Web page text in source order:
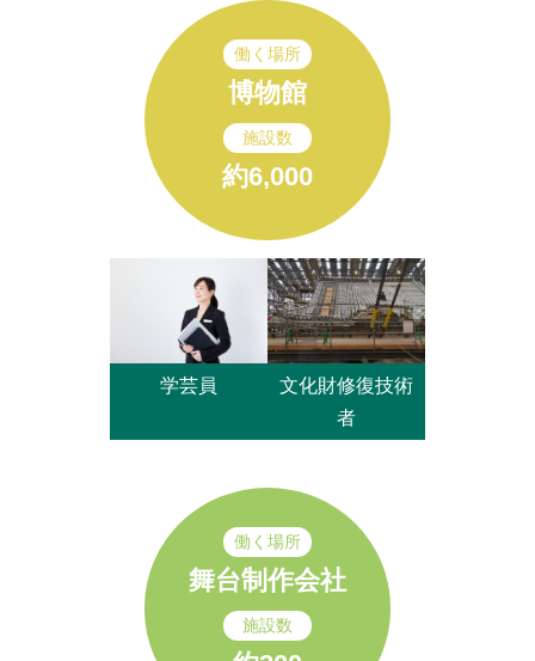
働く場所
博物館
施設数
約6,000
学芸員
文化財修復技術
者
働く場所
舞台制作会社
施設数